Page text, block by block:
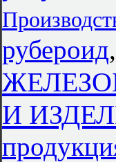
рубероид,
И